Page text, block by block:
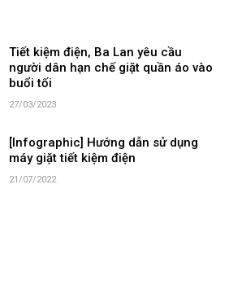
Tiết kiệm điện, Ba Lan yêu cầu
người dân hạn chế giặt quần áo vào
buổi tối
27/03/2023
[Infographic] Hướng dẫn sử dụng
máy giặt tiết kiệm điện
21/07/2022